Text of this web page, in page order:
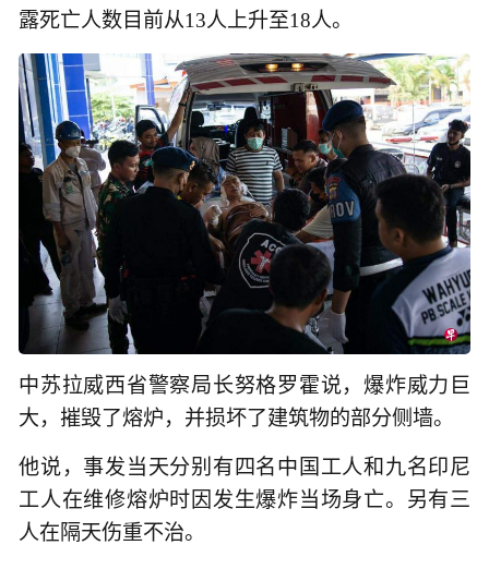
露死亡人数目前从13人上升至18人。
中苏拉威西省警察局长努格罗霍说，爆炸威力巨
大，摧毁了熔炉，并损坏了建筑物的部分侧墙。
他说，事发当天分别有四名中国工人和九名印尼
工人在维修熔炉时因发生爆炸当场身亡。另有三
人在隔天伤重不治。